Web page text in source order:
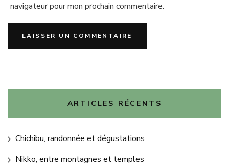
navigateur pour mon prochain commentaire.
ARTICLES RÉCENTS
Chichibu, randonnée et dégustations
Nikko, entre montagnes et temples